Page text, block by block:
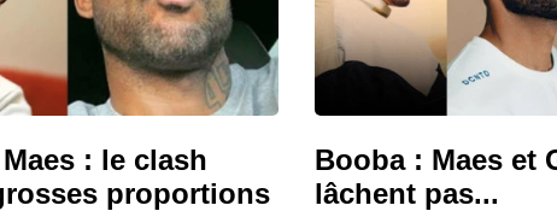
: le clash
proportions
Booba : Maes et
lâchent pas...